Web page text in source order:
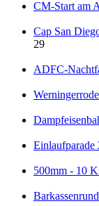
CM-Start am
Cap San
29
ADFC-
Einlaufparade
500mm - 10